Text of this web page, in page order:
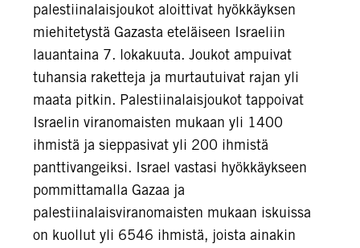
palestiinalaisjoukot aloittivat hyökkäyksen
miehitetystä Gazasta eteläiseen Israeliin
lauantaina 7. lokakuuta. Joukot ampuivat
tuhansia raketteja ja murtautuivat rajan yli
maata pitkin. Palestiinalaisjoukot tappoivat
Israelin viranomaisten mukaan yli 1400
ihmistä ja sieppasivat yli 200 ihmistä
panttivangeiksi. Israel vastasi hyökkäykseen
pommittamalla Gazaa ja
palestiinalaisviranomaisten mukaan iskuissa
on kuollut yli 6546 ihmistä, joista ainakin